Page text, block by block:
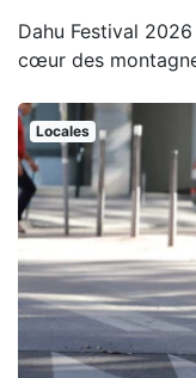
Dahu Festival
cœur des
Locales